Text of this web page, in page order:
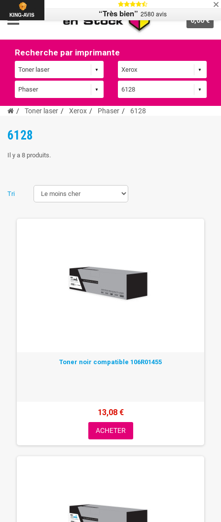
0,00 €
Recherche par imprimante
Toner laser Xerox Phaser 6128
6128
Il y a 8 produits.
Tri
Toner noir compatible 106R01455
13,08 €
ACHETER
KING-AVIS “Très bien” 2580 avis